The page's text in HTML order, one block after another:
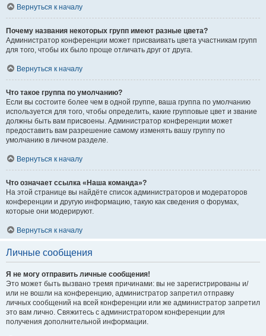
Вернуться к началу
Почему названия некоторых групп имеют разные цвета?
Администратор конференции может присваивать цвета участникам групп
для того, чтобы их было проще отличать друг от друга.
Вернуться к началу
Что такое группа по умолчанию?
Если вы состоите более чем в одной группе, ваша группа по умолчанию
используется для того, чтобы определить, какие групповые цвет и звание
должны быть вам присвоены. Администратор конференции может
предоставить вам разрешение самому изменять вашу группу по
умолчанию в личном разделе.
Вернуться к началу
Что означает ссылка «Наша команда»?
На этой странице вы найдёте список администраторов и модераторов
конференции и другую информацию, такую как сведения о форумах,
которые они модерируют.
Вернуться к началу
Личные сообщения
Я не могу отправить личные сообщения!
Это может быть вызвано тремя причинами: вы не зарегистрированы и/
или не вошли на конференцию, администратор запретил отправку
личных сообщений на всей конференции или же администратор запретил
это вам лично. Свяжитесь с администратором конференции для
получения дополнительной информации.